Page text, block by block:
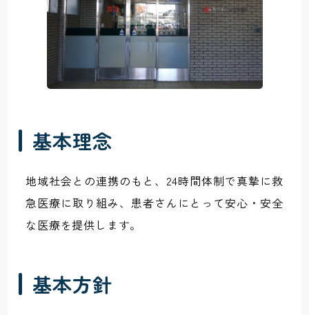
基本理念
地域社会との連携のもと、24時間体制で真摯に救
急医療に取り組み、患者さんにとって安心・安全
な医療を提供します。
基本方針